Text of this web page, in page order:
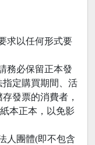
求以任何形式要
務必保留正本發
定購買期間、活
發票的消費者，
本正本，以免影
人團體(即不包含